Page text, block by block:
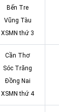
Bến Tre
Vũng Tàu
XSMN thứ 3
Cần Thơ
Sóc Trăng
Đồng Nai
XSMN thứ 4